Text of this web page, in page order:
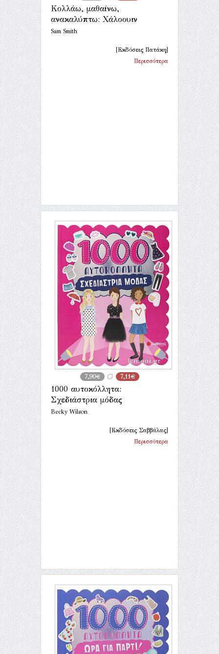
Κολλάω, μαθαίνω,
ανακαλύπτω: Χάλοουιν
Sam Smith
[Εκδόσεις Πατάκη]
Περισσότερα
7,90€ 7,11€
1000 αυτοκόλλητα:
Σχεδιάστρια μόδας
Becky Wilson
[Εκδόσεις Σαββάλας]
Περισσότερα